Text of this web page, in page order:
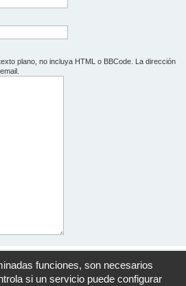
plano, no incluya HTML o BBCode. La dirección
funciones, son necesarios
si un servicio puede configurar